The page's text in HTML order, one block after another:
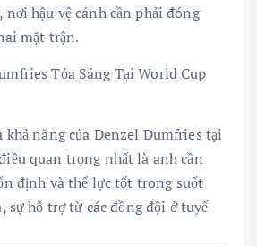
nơi hậu vệ cánh cần phải đóng
mặt trận.
Tỏa Sáng Tại World Cup
năng của Denzel Dumfries tại
quan trọng nhất là anh cần
định và thể lực tốt trong suốt
sự hỗ trợ từ các đồng đội ở tuyế